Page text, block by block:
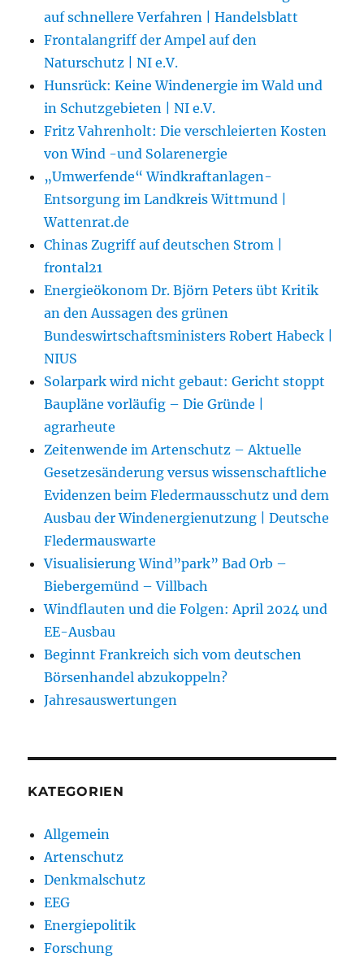
auf schnellere Verfahren | Handelsblatt
Frontalangriff der Ampel auf den
Naturschutz | NI e.V.
Hunsrück: Keine Windenergie im Wald und
in Schutzgebieten | NI e.V.
Fritz Vahrenholt: Die verschleierten Kosten
von Wind -und Solarenergie
„Umwerfende“ Windkraftanlagen-
Entsorgung im Landkreis Wittmund |
Wattenrat.de
Chinas Zugriff auf deutschen Strom |
frontal21
Energieökonom Dr. Björn Peters übt Kritik
an den Aussagen des grünen
Bundeswirtschaftsministers Robert Habeck |
NIUS
Solarpark wird nicht gebaut: Gericht stoppt
Baupläne vorläufig – Die Gründe |
agrarheute
Zeitenwende im Artenschutz – Aktuelle
Gesetzesänderung versus wissenschaftliche
Evidenzen beim Fledermausschutz und dem
Ausbau der Windenergienutzung | Deutsche
Fledermauswarte
Visualisierung Wind”park” Bad Orb –
Biebergemünd – Villbach
Windflauten und die Folgen: April 2024 und
EE-Ausbau
Beginnt Frankreich sich vom deutschen
Börsenhandel abzukoppeln?
Jahresauswertungen
KATEGORIEN
Allgemein
Artenschutz
Denkmalschutz
EEG
Energiepolitik
Forschung